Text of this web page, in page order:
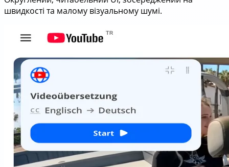
швидкості та малому візуальному шумі.